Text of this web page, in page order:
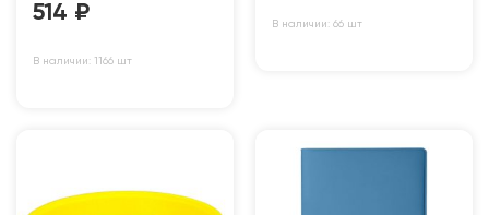
514 ₽
В наличии: 1166 шт
В наличии: 66 шт